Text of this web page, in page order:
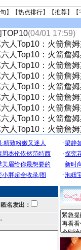
】【热点排行】【推荐】【
TOP10(04/01 17:59)
人Top10：火箭詹
人Top10：火箭詹
人Top10：火箭詹
人Top10：火箭詹
人Top10：火箭詹
人Top10：火箭詹
人Top10：火箭詹
人Top10：火箭詹
人Top10：火箭詹
匿名发出：